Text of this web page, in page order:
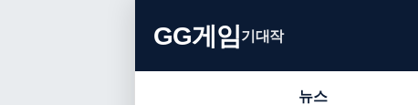
GG게임기대작
뉴스